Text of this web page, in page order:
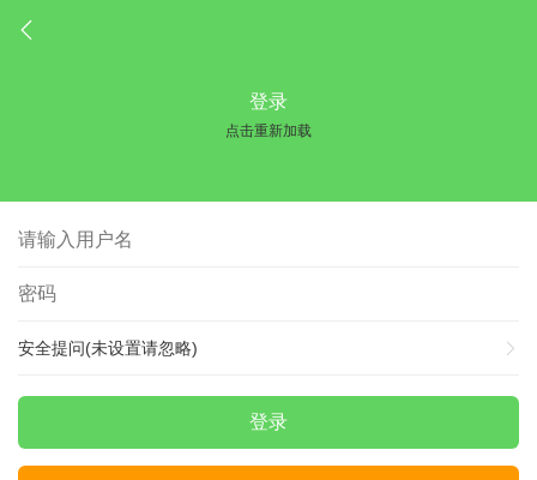
登录
点击重新加载
安全提问(未设置请忽略)
登录